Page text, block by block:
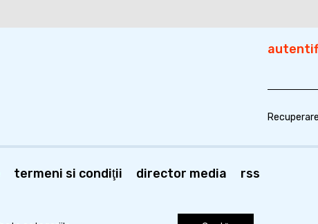
termeni si condiţii director media rss